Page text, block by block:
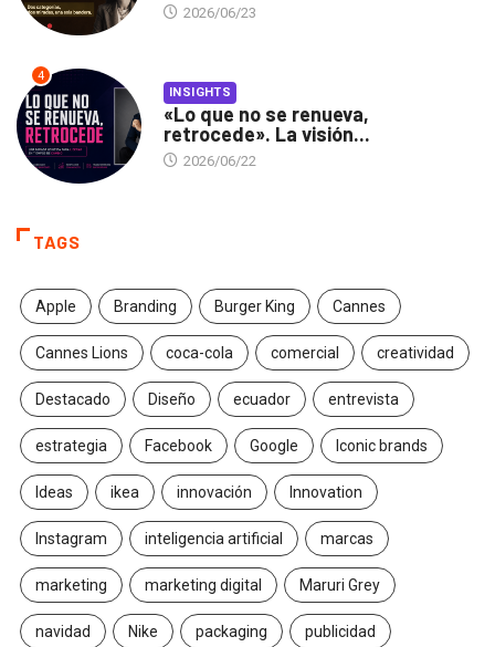
2026/06/23
4
INSIGHTS
«Lo que no se renueva,
retrocede». La visión...
2026/06/22
TAGS
Apple Branding Burger King Cannes
Cannes Lions coca-cola comercial creatividad
Destacado Diseño ecuador entrevista
estrategia Facebook Google Iconic brands
Ideas ikea innovación Innovation
Instagram inteligencia artificial marcas
marketing marketing digital Maruri Grey
navidad Nike packaging publicidad